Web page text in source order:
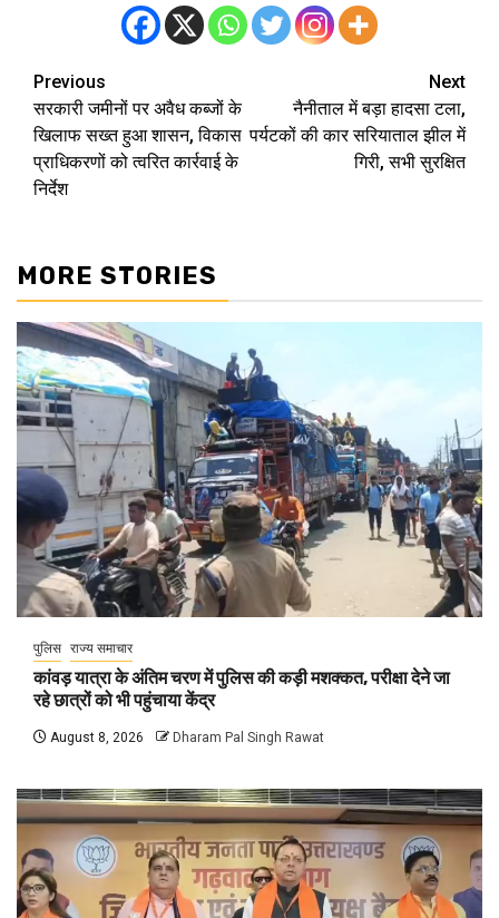
Post
navigation
Previous
सरकारी जमीनों पर अवैध कब्जों के
खिलाफ सख्त हुआ शासन, विकास
प्राधिकरणों को त्वरित कार्रवाई के
निर्देश
Next
नैनीताल में बड़ा हादसा टला,
पर्यटकों की कार सरियाताल झील में
गिरी, सभी सुरक्षित
MORE STORIES
पुलिस राज्य समाचार
कांवड़ यात्रा के अंतिम चरण में पुलिस की कड़ी मशक्कत, परीक्षा देने जा
रहे छात्रों को भी पहुंचाया केंद्र
August 8, 2026 Dharam Pal Singh Rawat